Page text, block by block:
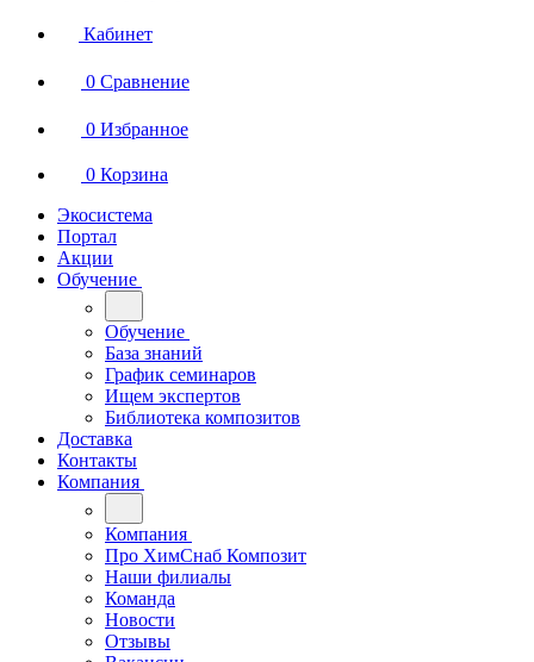
Кабинет
0 Сравнение
0 Избранное
0 Корзина
Экосистема
Портал
Акции
Обучение
Обучение
База знаний
График семинаров
Ищем экспертов
Библиотека композитов
Доставка
Контакты
Компания
Компания
Про ХимСнаб Композит
Наши филиалы
Команда
Новости
Отзывы